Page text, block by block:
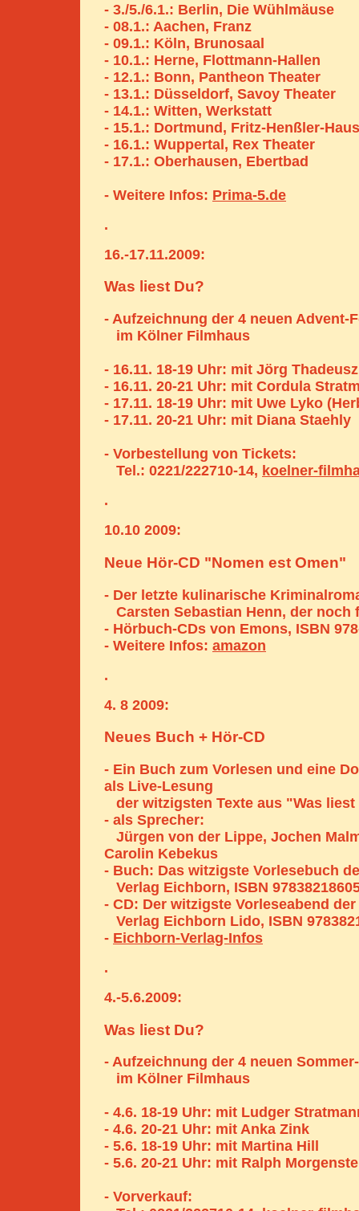
- 3./5./6.1.: Berlin, Die Wühlmäuse
- 08.1.: Aachen, Franz
- 09.1.: Köln, Brunosaal
- 10.1.: Herne, Flottmann-Hallen
- 12.1.: Bonn, Pantheon Theater
- 13.1.: Düsseldorf, Savoy Theater
- 14.1.: Witten, Werkstatt
- 15.1.: Dortmund, Fritz-Henßler-Haus
- 16.1.: Wuppertal, Rex Theater
- 17.1.: Oberhausen, Ebertbad
- Weitere Infos: Prima-5.de
.
16.-17.11.2009:
Was liest Du?
- Aufzeichnung der 4 neuen Advent-
im Kölner Filmhaus
- 16.11. 18-19 Uhr: mit Jörg Thadeusz
- 16.11. 20-21 Uhr: mit Cordula
- 17.11. 18-19 Uhr: mit Uwe Lyko
- 17.11. 20-21 Uhr: mit Diana Staehly
- Vorbestellung von Tickets:
Tel.: 0221/222710-14, koelner-
.
10.10 2009:
Neue Hör-CD "Nomen est Omen"
- Der letzte kulinarische
Carsten Sebastian Henn, der noch
- Hörbuch-CDs von Emons, ISBN
- Weitere Infos: amazon
.
4. 8 2009:
Neues Buch + Hör-CD
- Ein Buch zum Vorlesen und eine
als Live-Lesung
der witzigsten Texte aus "Was liest
- als Sprecher:
Jürgen von der Lippe, Jochen
Carolin Kebekus
- Buch: Das witzigste Vorlesebuch
Verlag Eichborn, ISBN
- CD: Der witzigste Vorleseabend der
Verlag Eichborn Lido, ISBN
- Eichborn-Verlag-Infos
.
4.-5.6.2009:
Was liest Du?
- Aufzeichnung der 4 neuen
im Kölner Filmhaus
- 4.6. 18-19 Uhr: mit Ludger
- 4.6. 20-21 Uhr: mit Anka Zink
- 5.6. 18-19 Uhr: mit Martina Hill
- 5.6. 20-21 Uhr: mit Ralph
- Vorverkauf: